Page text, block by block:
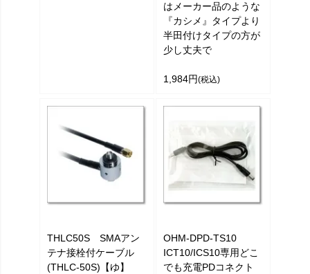
はメーカー品のような
『カシメ』タイプより
半田付けタイプの方が
少し丈夫で
1,984円(税込)
THLC50S SMAアン
テナ接栓付ケーブル
(THLC-50S)【ゆ】
OHM-DPD-TS10
ICT10/ICS10専用どこ
でも充電PDコネクト